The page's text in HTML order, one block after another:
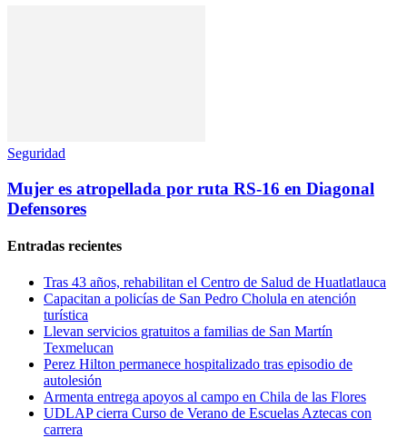
Seguridad
Mujer es atropellada por ruta RS-16 en Diagonal
Defensores
Entradas recientes
Tras 43 años, rehabilitan el Centro de Salud de Huatlatlauca
Capacitan a policías de San Pedro Cholula en atención
turística
Llevan servicios gratuitos a familias de San Martín
Texmelucan
Perez Hilton permanece hospitalizado tras episodio de
autolesión
Armenta entrega apoyos al campo en Chila de las Flores
UDLAP cierra Curso de Verano de Escuelas Aztecas con
carrera